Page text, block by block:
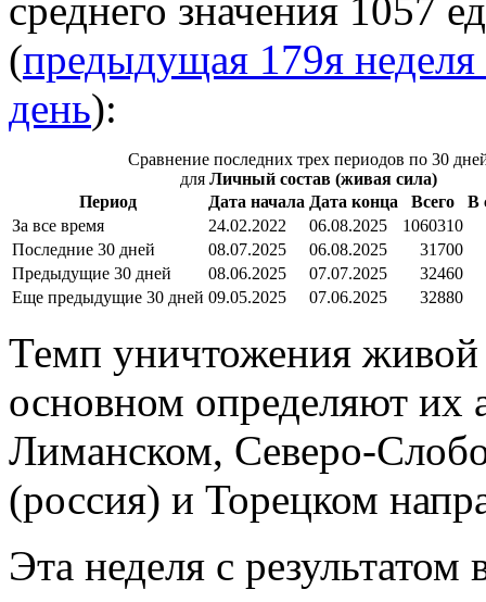
среднего значения 1057
(предыдущая 179я
день):
Сравнение последних трех периодов по 30
для Личный состав (живая сила)
Период
Дата начала Дата конца Всего
В
За все время
24.02.2022 06.08.2025
1060310
Последние 30 дней
08.07.2025 06.08.2025
31700
Предыдущие 30 дней
08.06.2025 07.07.2025
32460
Еще предыдущие 30 дней 09.05.2025 07.06.2025 32880
Темп уничтожения живой
основном определяют их
Лиманском, Северо-
(россия) и Торецком
Эта неделя с